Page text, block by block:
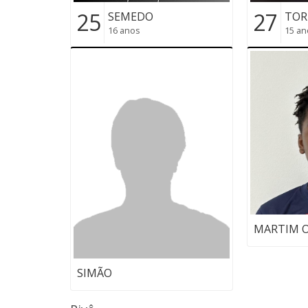
25 SEMEDO
16 anos 27 15
SIMÃO
MARTIM